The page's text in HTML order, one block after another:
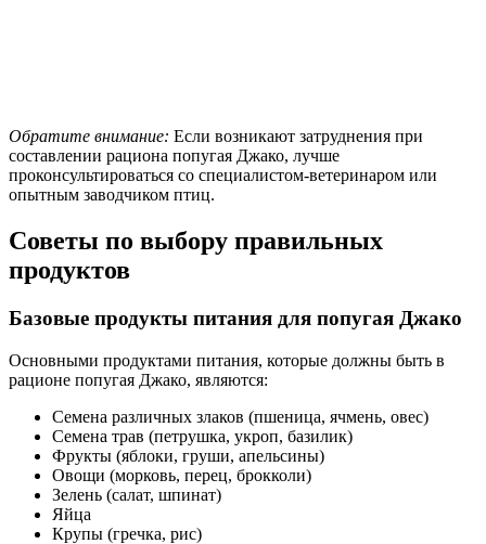
Обратите внимание: Если возникают затруднения при
составлении рациона попугая Джако, лучше
проконсультироваться со специалистом-ветеринаром или
опытным заводчиком птиц.
Советы по выбору правильных
продуктов
Базовые продукты питания для попугая Джако
Основными продуктами питания, которые должны быть в
рационе попугая Джако, являются:
Семена различных злаков (пшеница, ячмень, овес)
Семена трав (петрушка, укроп, базилик)
Фрукты (яблоки, груши, апельсины)
Овощи (морковь, перец, брокколи)
Зелень (салат, шпинат)
Яйца
Крупы (гречка, рис)